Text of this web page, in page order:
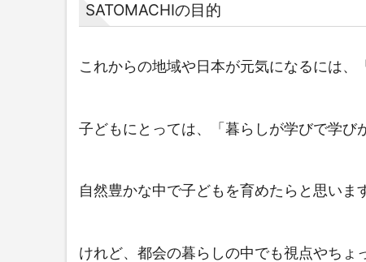
SATOMACHIの目的
これからの地域や日本が元気になるには、
子どもにとっては、「暮らしが学びで学び
自然豊かな中で子どもを育めたらと思いま
けれど、都会の暮らしの中でも視点やちょ